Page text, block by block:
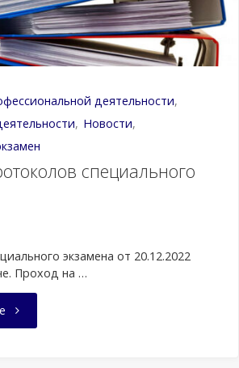
или
фармацевтическое
образование
иностранных
образовательную
деятельность"
деятельности,
, Новости,
специального
экзамена от 20.12.2022
Проход на …
"Выдача